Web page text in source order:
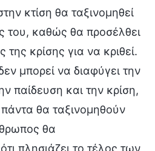
κτίση θα ταξινομηθεί
του, καθώς θα προσέλθει
κρίσης για να κριθεί.
μπορεί να διαφύγει την
παίδευση και την κρίση,
πάντα θα ταξινομηθούν
θα
πλησιάζει το τέλος των